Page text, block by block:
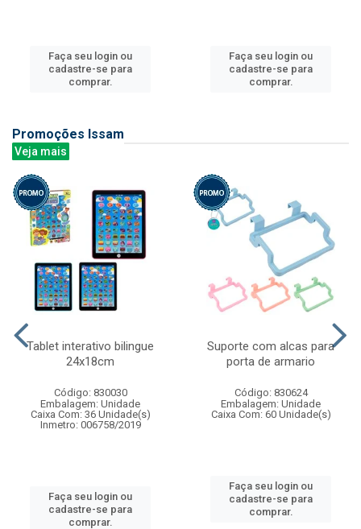
Faça seu login ou
cadastre-se para
comprar.
Faça seu login ou
cadastre-se para
comprar.
Promoções Issam
Veja mais
Tablet interativo bilingue
24x18cm
Código: 830030
Embalagem: Unidade
Caixa Com: 36 Unidade(s)
Inmetro: 006758/2019
Faça seu login ou
cadastre-se para
comprar.
Suporte com alcas para
porta de armario
Código: 830624
Embalagem: Unidade
Caixa Com: 60 Unidade(s)
Faça seu login ou
cadastre-se para
comprar.